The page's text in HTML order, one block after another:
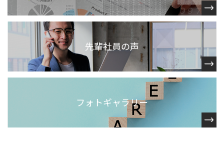
先輩社員の声
フォトギャラリー